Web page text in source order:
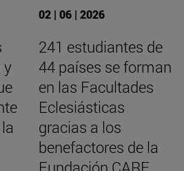
y
02 | 06 | 2026
241 estudiantes de
44 países se forman
en las Facultades
Eclesiásticas
gracias a los
benefactores de la